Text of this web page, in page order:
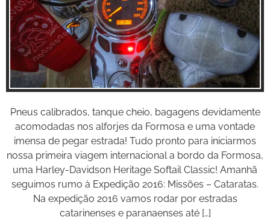
Inspire-se!
Pneus calibrados, tanque cheio, bagagens devidamente
acomodadas nos alforjes da Formosa e uma vontade
imensa de pegar estrada! Tudo pronto para iniciarmos
nossa primeira viagem internacional a bordo da Formosa,
uma Harley-Davidson Heritage Softail Classic! Amanhã
seguimos rumo à Expedição 2016: Missões – Cataratas.
Na expedição 2016 vamos rodar por estradas
catarinenses e paranaenses até […]